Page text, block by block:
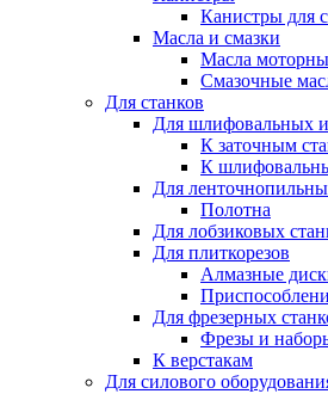
Канистры для
Масла и смазки
Масла
Смазочные
Для станков
Для шлифовальных
К заточным
К
Для
Полотна
Для лобзиковых
Для плиткорезов
Алмазные
Для фрезерных
Фрезы и
К верстакам
Для силового